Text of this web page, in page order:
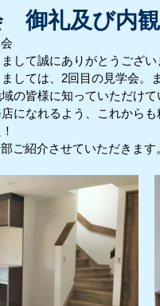
御礼及び内
して誠にありがとうござ
しては、2回目の見学会。
の皆様に知っていただけ
になれるよう、これから
ご紹介させていただきます